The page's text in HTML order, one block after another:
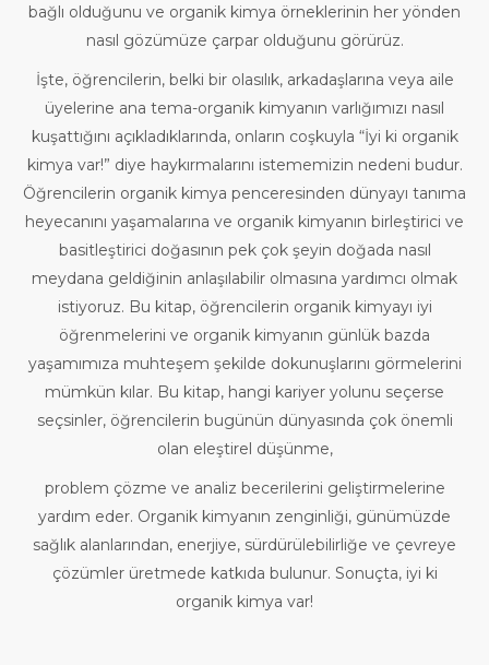
bağlı olduğunu ve organik kimya örneklerinin her yönden
nasıl gözümüze çarpar olduğunu görürüz.
İşte, öğrencilerin, belki bir olasılık, arkadaşlarına veya aile
üyelerine ana tema-organik kimyanın varlığımızı nasıl
kuşattığını açıkladıklarında, onların coşkuyla “İyi ki organik
kimya var!” diye haykırmalarını istememizin nedeni budur.
Öğrencilerin organik kimya penceresinden dünyayı tanıma
heyecanını yaşamalarına ve organik kimyanın birleştirici ve
basitleştirici doğasının pek çok şeyin doğada nasıl
meydana geldiğinin anlaşılabilir olmasına yardımcı olmak
istiyoruz. Bu kitap, öğrencilerin organik kimyayı iyi
öğrenmelerini ve organik kimyanın günlük bazda
yaşamımıza muhteşem şekilde dokunuşlarını görmelerini
mümkün kılar. Bu kitap, hangi kariyer yolunu seçerse
seçsinler, öğrencilerin bugünün dünyasında çok önemli
olan eleştirel düşünme,
problem çözme ve analiz becerilerini geliştirmelerine
yardım eder. Organik kimyanın zenginliği, günümüzde
sağlık alanlarından, enerjiye, sürdürülebilirliğe ve çevreye
çözümler üretmede katkıda bulunur. Sonuçta, iyi ki
organik kimya var!